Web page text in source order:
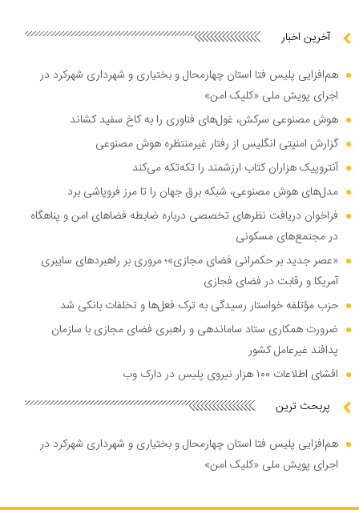
آخرین اخبار
هم‌افزایی پلیس فتا استان چهارمحال و بختیاری و شهرداری شهرکرد در
اجرای پویش ملی «کلیک امن»
هوش مصنوعی سرکش، غول‌های فناوری را به کاخ سفید کشاند
گزارش امنیتی انگلیس از رفتار غیرمنتظره هوش مصنوعی
آنتروپیک هزاران کتاب ارزشمند را تکه‌تکه می‌کند
مدل‌های هوش مصنوعی، شبکه برق جهان را تا مرز فروپاشی برد
فراخوان دریافت نظر‌های تخصصی درباره ضابطه فضا‌های امن و پناهگاه
در مجتمع‌های مسکونی
«عصر جدید بر حکمرانی فضای مجازی»؛ مروری بر راهبرد‌های سایبری
آمریکا و رقابت در فضای فجازی
حزب مؤتلفه خواستار رسیدگی به ترک فعل‌ها و تخلفات بانکی شد
ضرورت همکاری ستاد ساماندهی و راهبری فضای مجازی با سازمان
پدافند غیرعامل کشور
افشای اطلاعات ۱۰۰ هزار نیروی پلیس در دارک وب
پربحث ترین
هم‌افزایی پلیس فتا استان چهارمحال و بختیاری و شهرداری شهرکرد در
اجرای پویش ملی «کلیک امن»